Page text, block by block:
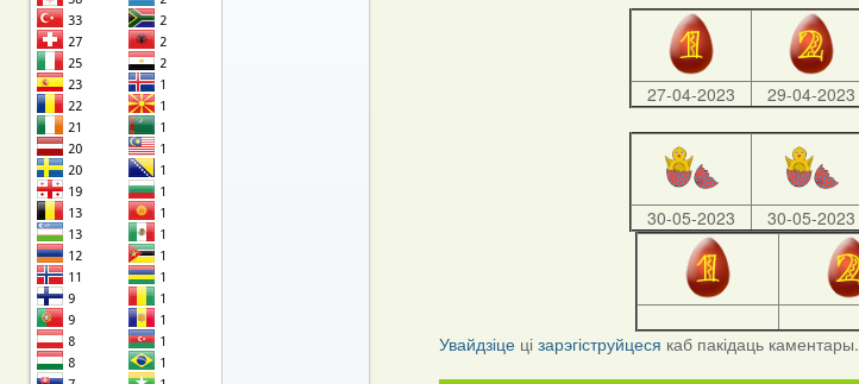
27-04-2023 29-04-2023
30-05-2023 30-05-2023
Увайдзіце цізарэгіструйцеся каб пакідаць каментары.